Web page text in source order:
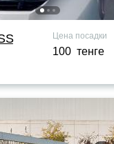
Цена посадки
100 тенге